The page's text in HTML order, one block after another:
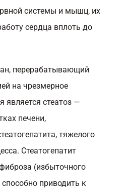
системы и мышц, их
сердца вплоть до
перерабатывающий
на чрезмерное
является стеатоз —
печени,
тяжелого
Стеатогепатит
(избыточного
приводить к